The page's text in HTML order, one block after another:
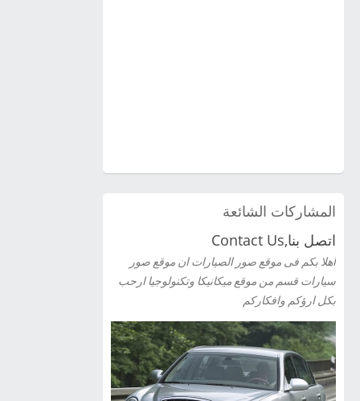
المشاركات الشائعة
اتصل بنا,Contact Us
اهلا بكم فى موقع صور الصيارات ان موقع صور
سيارات قسم من موقع ميكانيكا وتكنولوجيا ارحب
بكل ارؤكم وافكاركم